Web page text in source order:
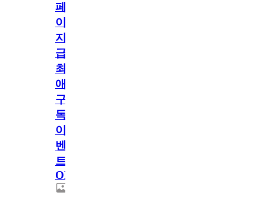
페
이
지
급!
최
애
구
독
이
벤
트
OPEN!